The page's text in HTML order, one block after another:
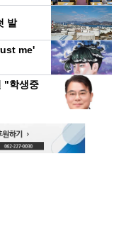
발
me'
"학생중